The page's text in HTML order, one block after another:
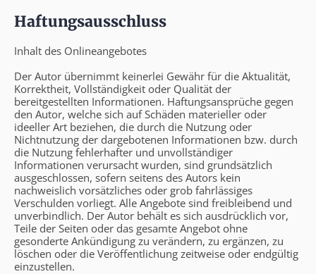
Haftungsausschluss
Inhalt des Onlineangebotes
Der Autor übernimmt keinerlei Gewähr für die Aktualität,
Korrektheit, Vollständigkeit oder Qualität der
bereitgestellten Informationen. Haftungsansprüche gegen
den Autor, welche sich auf Schäden materieller oder
ideeller Art beziehen, die durch die Nutzung oder
Nichtnutzung der dargebotenen Informationen bzw. durch
die Nutzung fehlerhafter und unvollständiger
Informationen verursacht wurden, sind grundsätzlich
ausgeschlossen, sofern seitens des Autors kein
nachweislich vorsätzliches oder grob fahrlässiges
Verschulden vorliegt. Alle Angebote sind freibleibend und
unverbindlich. Der Autor behält es sich ausdrücklich vor,
Teile der Seiten oder das gesamte Angebot ohne
gesonderte Ankündigung zu verändern, zu ergänzen, zu
löschen oder die Veröffentlichung zeitweise oder endgültig
einzustellen.